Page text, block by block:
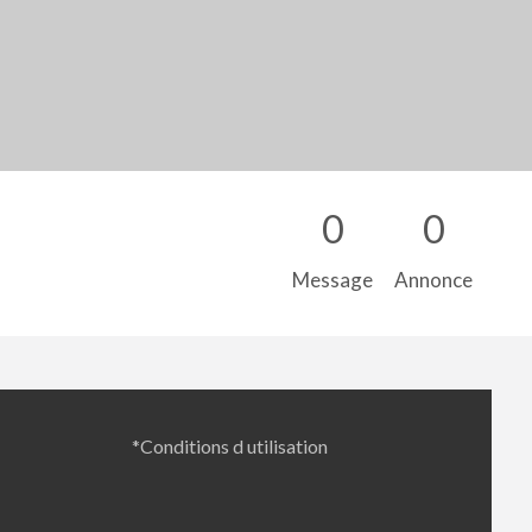
0
Message
0
Annonce
*Conditions d utilisation